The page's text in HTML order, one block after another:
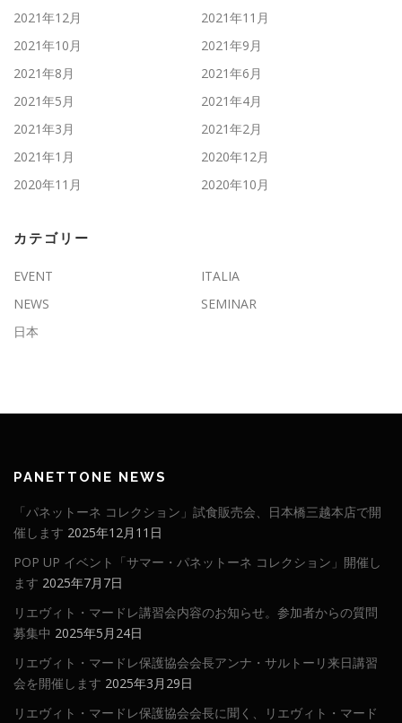
2021年12月
2021年11月
2021年10月
2021年9月
2021年8月
2021年6月
2021年5月
2021年4月
2021年3月
2021年2月
2021年1月
2020年12月
2020年11月
2020年10月
カテゴリー
EVENT
ITALIA
NEWS
SEMINAR
日本
PANETTONE NEWS
「パネットーネ コレクション」試食販売会、日本橋三越本店で開
催します 2025年12月11日
POP UP イベント「サマー・パネットーネ コレクション」開催し
ます 2025年7月7日
リエヴィト・マードレ講習会内容のお知らせ。参加者からの質問
募集中 2025年5月24日
リエヴィト・マードレ保護協会会長アンナ・サルトーリ来日講習
会を開催します 2025年3月29日
リエヴィト・マードレ保護協会会長に聞く、リエヴィト・マード